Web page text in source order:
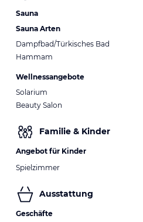
Sauna
Sauna Arten
Dampfbad/Türkisches Bad
Hammam
Wellnessangebote
Solarium
Beauty Salon
Familie & Kinder
Angebot für Kinder
Spielzimmer
Ausstattung
Geschäfte